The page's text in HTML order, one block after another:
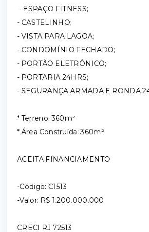
- ESPAÇO FITNESS;
- CASTELINHO;
- VISTA PARA LAGOA;
- CONDOMÍNIO FECHADO;
- PORTÃO ELETRÔNICO;
- PORTARIA 24HRS;
- SEGURANÇA ARMADA E RONDA
* Terreno: 360m²
* Área Construída: 360m²
ACEITA FINANCIAMENTO
-Código: C1513
-Valor: R$ 1.200.000.000
CRECI RJ 72513